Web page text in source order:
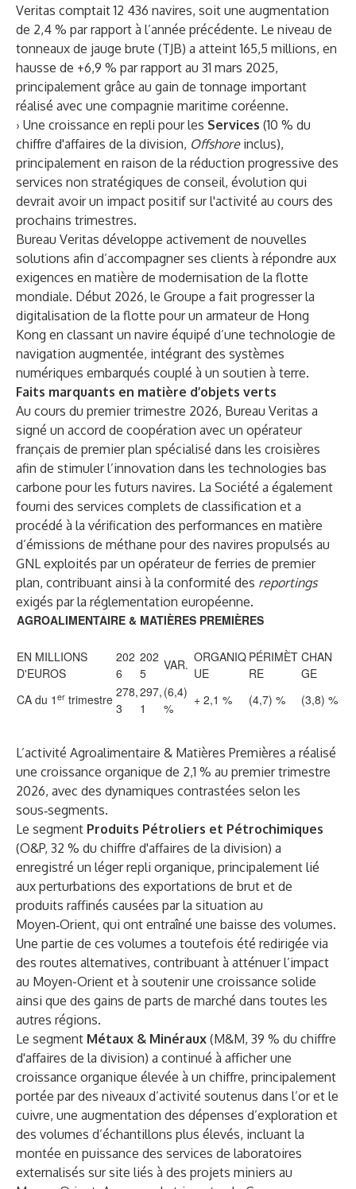
Veritas comptait 12 436 navires, soit une augmentation
de 2,4 % par rapport à l’année précédente. Le niveau de
tonneaux de jauge brute (TJB) a atteint 165,5 millions, en
hausse de +6,9 % par rapport au 31 mars 2025,
principalement grâce au gain de tonnage important
réalisé avec une compagnie maritime coréenne.
› Une croissance en repli pour les Services (10 % du
chiffre d'affaires de la division, Offshoreinclus),
principalement en raison de la réduction progressive des
services non stratégiques de conseil, évolution qui
devrait avoir un impact positif sur l'activité au cours des
prochains trimestres.
Bureau Veritas développe activement de nouvelles
solutions afin d’accompagner ses clients à répondre aux
exigences en matière de modernisation de la flotte
mondiale. Début 2026, le Groupe a fait progresser la
digitalisation de la flotte pour un armateur de Hong
Kong en classant un navire équipé d’une technologie de
navigation augmentée, intégrant des systèmes
numériques embarqués couplé à un soutien à terre.
Faits marquants en matière d’objets verts
Au cours du premier trimestre 2026, Bureau Veritas a
signé un accord de coopération avec un opérateur
français de premier plan spécialisé dans les croisières
afin de stimuler l’innovation dans les technologies bas
carbone pour les futurs navires. La Société a également
fourni des services complets de classification et a
procédé à la vérification des performances en matière
d’émissions de méthane pour des navires propulsés au
GNL exploités par un opérateur de ferries de premier
plan, contribuant ainsi à la conformité des reportings
exigés par la réglementation européenne.
AGROALIMENTAIRE & MATIÈRES PREMIÈRES
EN MILLIONS
D'EUROS
202
6
202
5
VAR. ORGANIQ
UE
PÉRIMÈT
RE
CHAN
GE
CA du 1 er trimestre 278,
3
297,
1
(6,4)
%
+ 2,1 % (4,7) % (3,8) %
L’activité Agroalimentaire & Matières Premières a réalisé
une croissance organique de 2,1 % au premier trimestre
2026, avec des dynamiques contrastées selon les
sous‑segments.
Le segment Produits Pétroliers et Pétrochimiques
(O&P, 32 % du chiffre d'affaires de la division) a
enregistré un léger repli organique, principalement lié
aux perturbations des exportations de brut et de
produits raffinés causées par la situation au
Moyen‑Orient, qui ont entraîné une baisse des volumes.
Une partie de ces volumes a toutefois été redirigée via
des routes alternatives, contribuant à atténuer l’impact
au Moyen-Orient et à soutenir une croissance solide
ainsi que des gains de parts de marché dans toutes les
autres régions.
Le segment Métaux & Minéraux (M&M, 39 % du chiffre
d'affaires de la division) a continué à afficher une
croissance organique élevée à un chiffre, principalement
portée par des niveaux d’activité soutenus dans l’or et le
cuivre, une augmentation des dépenses d’exploration et
des volumes d’échantillons plus élevés, incluant la
montée en puissance des services de laboratoires
externalisés sur site liés à des projets miniers au